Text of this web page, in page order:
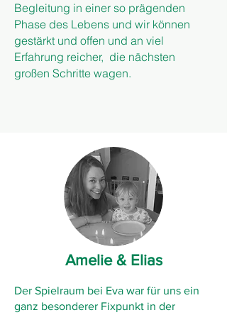
Begleitung in einer so prägenden
Phase des Lebens und wir können
gestärkt und offen und an viel
Erfahrung reicher, die nächsten
großen Schritte wagen.
Amelie & Elias
Der Spielraum bei Eva war für uns ein
ganz besonderer Fixpunkt in der